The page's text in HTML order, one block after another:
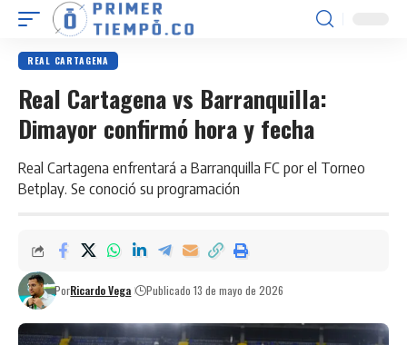
REAL CARTAGENA
Real Cartagena vs Barranquilla:
Dimayor confirmó hora y fecha
Real Cartagena enfrentará a Barranquilla FC por el Torneo
Betplay. Se conoció su programación
PorRicardo Vega Publicado 13 de mayo de 2026